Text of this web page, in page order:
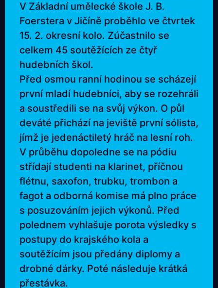
V Základní umělecké škole J. B.
Foerstera v Jičíně proběhlo ve čtvrtek
15. 2. okresní kolo. Zúčastnilo se
celkem 45 soutěžících ze čtyř
hudebních škol.
Před osmou ranní hodinou se scházejí
první mladí hudebníci, aby se rozehráli
a soustředili se na svůj výkon. O půl
deváté přichází na jeviště první sólista,
jímž je jedenáctiletý hráč na lesní roh.
V průběhu dopoledne se na pódiu
střídají studenti na klarinet, příčnou
flétnu, saxofon, trubku, trombon a
fagot a odborná komise má plno práce
s posuzováním jejich výkonů. Před
polednem vyhlašuje porota výsledky s
postupy do krajského kola a
soutěžícím jsou předány diplomy a
drobné dárky. Poté následuje krátká
přestávka.